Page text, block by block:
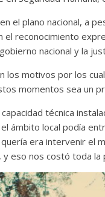
el plano nacional, a
reconocimiento
nacional y la
los motivos por los
momentos sea un
técnica
ámbito local podía
era intervenir el
eso nos costó toda la